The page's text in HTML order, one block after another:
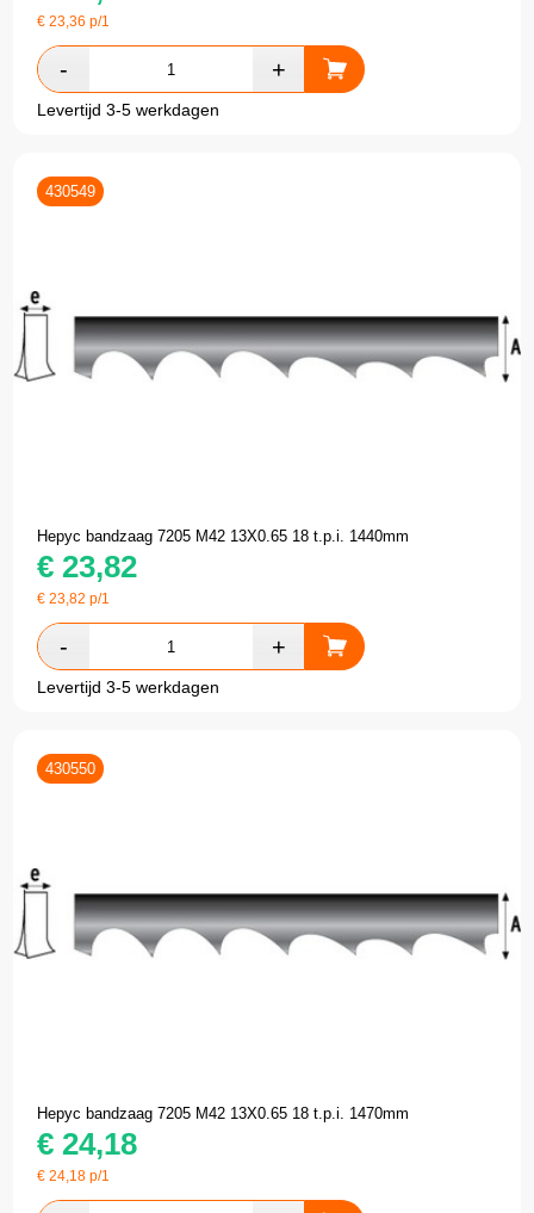
€23,36 p/1
Levertijd 3-5 werkdagen
430549
Hepyc bandzaag 7205 M42 13X0.65 18 t.p.i. 1440mm
€ 23,82
€23,82 p/1
Levertijd 3-5 werkdagen
430550
Hepyc bandzaag 7205 M42 13X0.65 18 t.p.i. 1470mm
€ 24,18
€24,18 p/1